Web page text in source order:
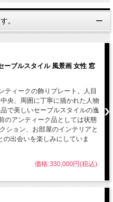
。
ーブルスタイル 風景画 女性 窓
ティークの飾りプレート。人目
央、周囲に丁寧に描かれた人物
で美しいセーブルスタイルの逸
のアンティーク品としては状態
ション、お部屋のインテリアと
の出会いを楽しみにしていま
価格:330,000円(税込)